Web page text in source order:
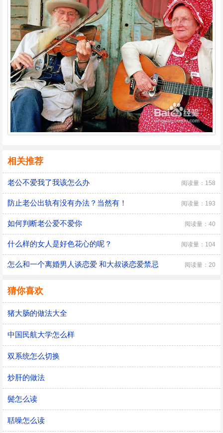
相关推荐
老公不爱我了我该怎么办 阅读量：158
防止老公出轨有没有办法？当然有！ 阅读量：193
如何判断老公爱不爱你 阅读量：40
什么样的女人是好色花心的呢？ 阅读量：104
怎么和一个离婚男人谈恋爱 和大叔谈恋爱禁忌 阅读量：20
猜你喜欢
猪大肠的做法大全
中国民航大学怎么样
双系统怎么切换
炒肝的做法
鬓怎么读
聒噪怎么读